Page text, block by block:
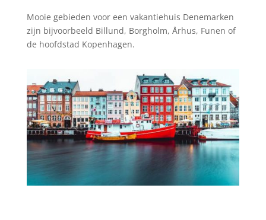
Mooie gebieden voor een vakantiehuis Denemarken
zijn bijvoorbeeld Billund, Borgholm, Århus, Funen of
de hoofdstad Kopenhagen.